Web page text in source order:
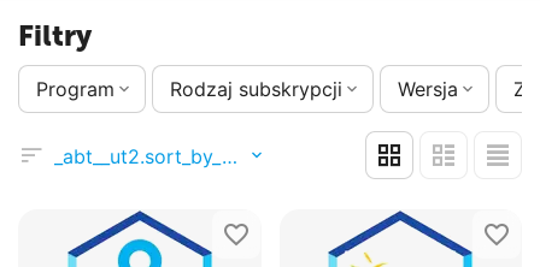
Filtry
Program Rodzaj subskrypcji Wersja
_abt__ut2.sort_by_position_